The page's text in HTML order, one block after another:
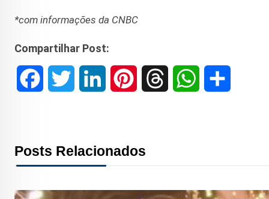
*com informações da CNBC
Compartilhar Post:
e t k t
Posts Relacionados